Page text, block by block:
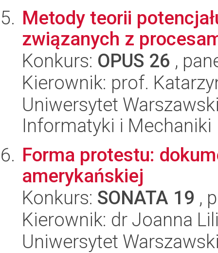
Metody teorii
związanych z
Konkurs: OPUS 26 ,
Kierownik: prof.
Uniwersytet
Informatyki i Mechaniki
Forma protestu:
amerykańskiej
Konkurs: SONATA 19 ,
Kierownik: dr Joanna
Uniwersytet